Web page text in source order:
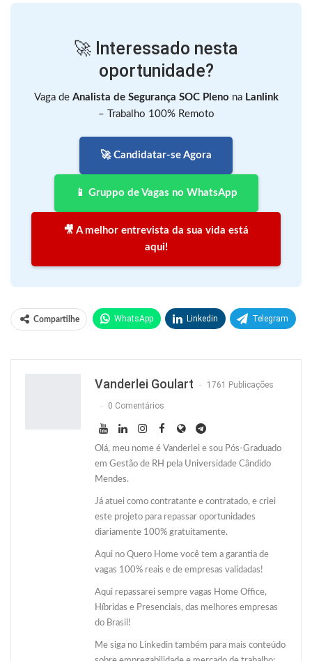
🚀 Interessado nesta
oportunidade?
Vaga de Analista de Segurança SOC Pleno na Lanlink
– Trabalho 100% Remoto
🚀 Candidatar-se Agora
📱 Gruppo de Vagas no WhatsApp
🎥 A melhor entrevista da sua vida está
aqui!
Compartilhe WhatsApp Linkedin Telegram
Vanderlei Goulart 1761 Publicações
0 Comentários
Olá, meu nome é Vanderlei e sou Pós-Graduado
em Gestão de RH pela Universidade Cândido
Mendes.
Já atuei como contratante e contratado, e criei
este projeto para repassar oportunidades
diariamente 100% gratuitamente.
Aqui no Quero Home você tem a garantia de
vagas 100% reais e de empresas validadas!
Aqui repassarei sempre vagas Home Office,
Híbridas e Presenciais, das melhores empresas
do Brasil!
Me siga no Linkedin também para mais conteúdo